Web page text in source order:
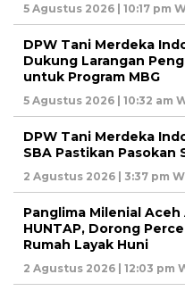
5 Agustus 2026 | 10:17 pm
DPW Tani Merdeka
Dukung Larangan
untuk Program MBG
5 Agustus 2026 | 10:32 am
DPW Tani Merdeka
SBA Pastikan Pasokan
2 Agustus 2026 | 3:37 pm
Panglima Milenial
HUNTAP, Dorong
Rumah Layak Huni
2 Agustus 2026 | 12:03 pm